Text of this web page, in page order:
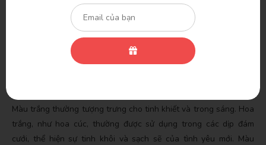
Tình yêu và hoa luôn liên kết mật thiết với nhau trong văn hóa.
Không chỉ là món quà thú vị, mà mỗi bông hoa còn có màu sắc
và ý nghĩa đặc biệt. Trong bài viết này, chúng ta sẽ khám phá
từng màu sắc của hoa và ý nghĩa của chúng trong tình yêu.
Màu trắng thường tượng trưng cho tinh khiết và trong sáng. Hoa
trắng, như hoa cúc, thường được sử dụng trong các dịp đám
cưới, thể hiện sự tinh khôi và sạch sẽ của tình yêu mới. Màu